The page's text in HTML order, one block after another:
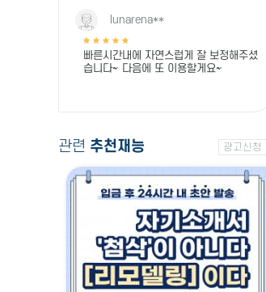
lunarena**
빠른시간내에 자연스럽게 잘 보정해주셨
습니다~ 다음에 또 이용할게요~
관련 추천재능 광고신청